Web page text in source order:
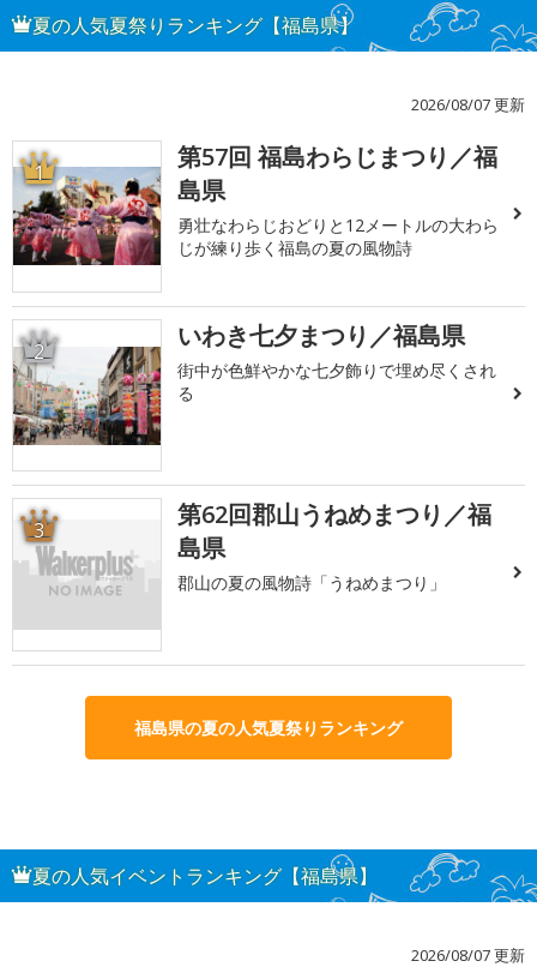
夏の人気夏祭りランキング【福島県】
2026/08/07 更新
1
第57回 福島わらじまつり／福
島県
勇壮なわらじおどりと12メートルの大わら
じが練り歩く福島の夏の風物詩
2 いわき七夕まつり／福島県
街中が色鮮やかな七夕飾りで埋め尽くされ
る
3
第62回郡山うねめまつり／福
島県
郡山の夏の風物詩「うねめまつり」
福島県の夏の人気夏祭りランキング
夏の人気イベントランキング【福島県】
2026/08/07 更新